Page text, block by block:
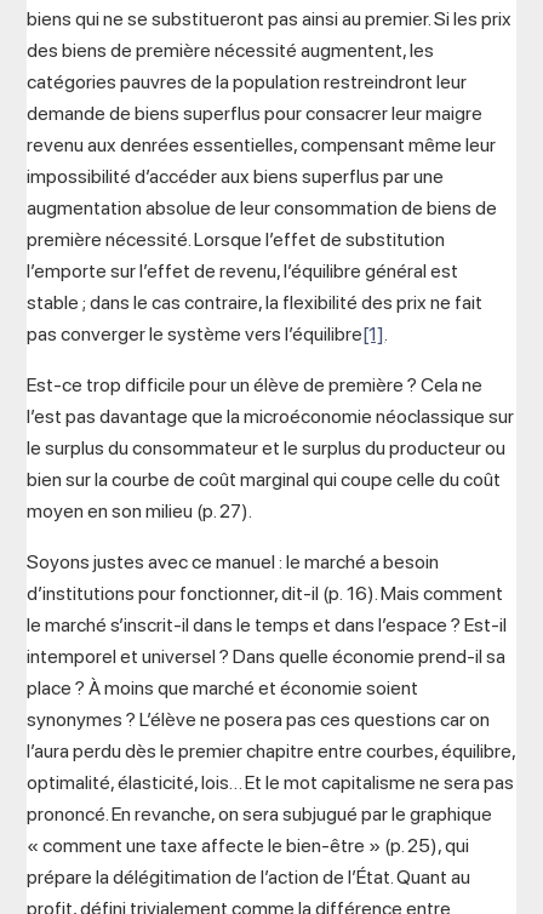
biens qui ne se substitueront pas ainsi au premier. Si les prix
des biens de première nécessité augmentent, les
catégories pauvres de la population restreindront leur
demande de biens superflus pour consacrer leur maigre
revenu aux denrées essentielles, compensant même leur
impossibilité d’accéder aux biens superflus par une
augmentation absolue de leur consommation de biens de
première nécessité. Lorsque l’effet de substitution
l’emporte sur l’effet de revenu, l’équilibre général est
stable ; dans le cas contraire, la flexibilité des prix ne fait
pas converger le système vers l’équilibre[1].
Est-ce trop difficile pour un élève de première ? Cela ne
l’est pas davantage que la microéconomie néoclassique sur
le surplus du consommateur et le surplus du producteur ou
bien sur la courbe de coût marginal qui coupe celle du coût
moyen en son milieu (p. 27).
Soyons justes avec ce manuel : le marché a besoin
d’institutions pour fonctionner, dit-il (p. 16). Mais comment
le marché s’inscrit-il dans le temps et dans l’espace ? Est-il
intemporel et universel ? Dans quelle économie prend-il sa
place ? À moins que marché et économie soient
synonymes ? L’élève ne posera pas ces questions car on
l’aura perdu dès le premier chapitre entre courbes, équilibre,
optimalité, élasticité, lois… Et le mot capitalisme ne sera pas
prononcé. En revanche, on sera subjugué par le graphique
« comment une taxe affecte le bien-être » (p. 25), qui
prépare la délégitimation de l’action de l’État. Quant au
profit, défini trivialement comme la différence entre